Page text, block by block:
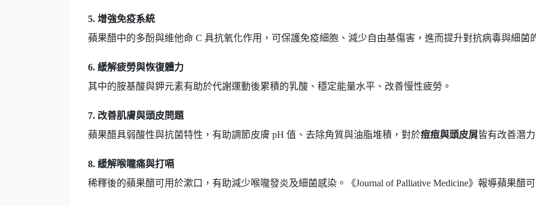
5. 增強免疫系統
蘋果醋中的多酚與維他命 C 具抗氧化作用，可保護免疫細胞、減少自由基傷害，進而提升對抗病毒與細菌
6. 緩解疲勞與恢復體力
其中的胺基酸與鉀元素有助於代謝運動後累積的乳酸、穩定能量水平、改善慢性疲勞。
7. 改善肌膚與頭皮問題
蘋果醋具弱酸性與抗菌特性，有助調節皮膚 pH 值、去除角質與油脂堆積，對於痘痘與頭皮屑皆有改善潛
8. 緩解喉嚨痛與打嗝
稀釋後的蘋果醋可用於漱口，有助減少喉嚨發炎及細菌感染。《Journal of Palliative Medicine》報導蘋果醋